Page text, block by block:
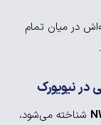
در میان تمام
نیویورک
شناخته می‌شود،